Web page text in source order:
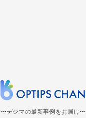
〜デジマの最新事例をお届け〜